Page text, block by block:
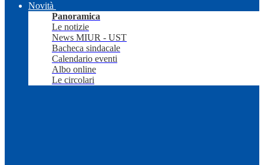
Novità
Panoramica
Le notizie
News MIUR - UST
Bacheca sindacale
Calendario eventi
Albo online
Le circolari